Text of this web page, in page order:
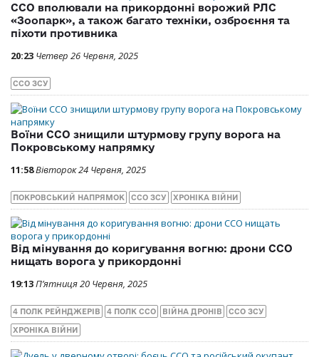
ССО вполювали на прикордонні ворожий РЛС
«Зоопарк», а також багато техніки, озброєння та
піхоти противника
20:23 Четвер 26 Червня, 2025
ССО ЗСУ
Воїни ССО знищили штурмову групу ворога на
Покровському напрямку
11:58Вівторок 24 Червня, 2025
ПОКРОВСЬКИЙ НАПРЯМОК ССО ЗСУ ХРОНІКА ВІЙНИ
Від мінування до коригування вогню: дрони ССО
нищать ворога у прикордонні
19:13П’ятниця 20 Червня, 2025
4 ПОЛК РЕЙНДЖЕРІВ 4 ПОЛК ССО ВІЙНА ДРОНІВ ССО ЗСУ
ХРОНІКА ВІЙНИ